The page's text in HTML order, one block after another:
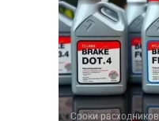
Сроки расходников